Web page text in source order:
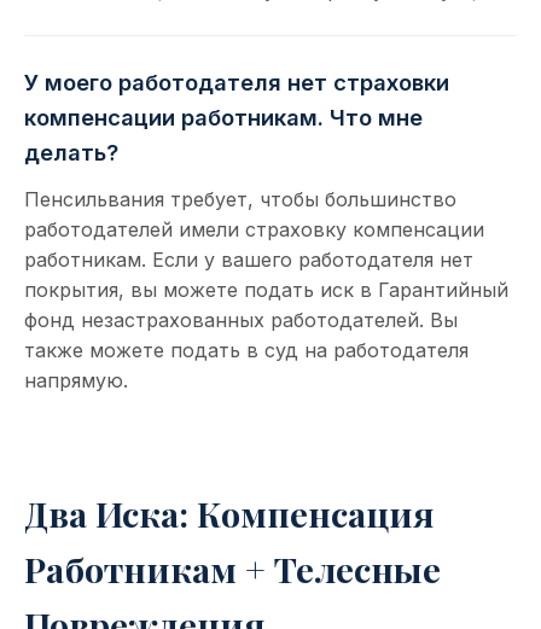
У моего работодателя нет страховки
компенсации работникам. Что мне
делать?
Пенсильвания требует, чтобы большинство
работодателей имели страховку компенсации
работникам. Если у вашего работодателя нет
покрытия, вы можете подать иск в Гарантийный
фонд незастрахованных работодателей. Вы
также можете подать в суд на работодателя
напрямую.
Два Иска: Компенсация
Работникам + Телесные